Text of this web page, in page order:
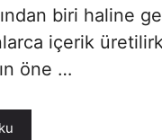
biri haline
içerik
öne …